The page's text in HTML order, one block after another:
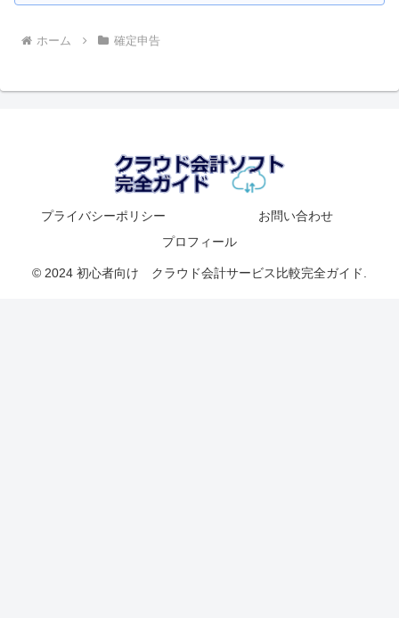
ホーム 確定申告
プライバシーポリシー
お問い合わせ
プロフィール
© 2024 初心者向け クラウド会計サービス比較完全ガイド.